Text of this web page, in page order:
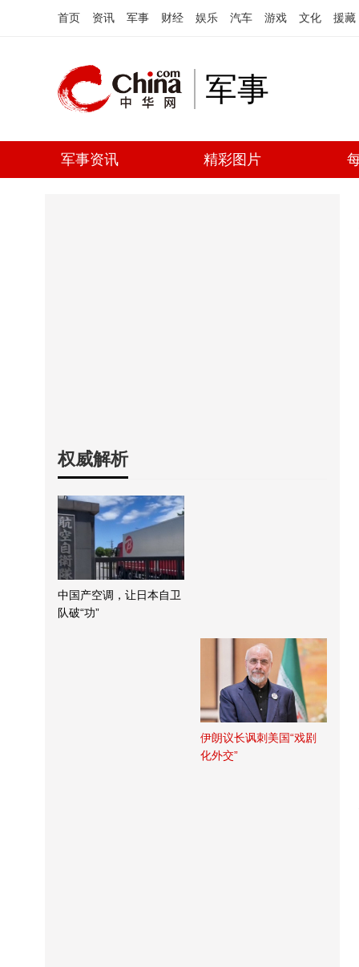
首页 资讯 军事 财经 娱乐 汽车 游戏 文化 援藏
军事
军事资讯 精彩图片
权威解析
中国产空调，让日本自卫
队破“功”
伊朗议长讽刺美国“戏剧
化外交”